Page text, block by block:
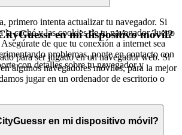
primero intenta actualizar tu navegador. Si
la caché y las cookies de tu navegador, luego
de que tu conexión a internet sea
problemas, ponte en contacto con
con detalles sobre tu navegador y
en mi dispositivo móvil?
para ser jugado en un navegador web. Si
algunos navegadores móviles, para la mejor
jugar en un ordenador de escritorio o
en mi dispositivo móvil?